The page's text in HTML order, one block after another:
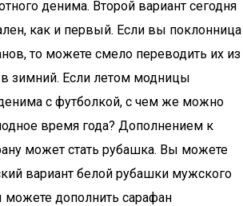
денима. Второй вариант сегодня
как и первый. Если вы поклонница
то можете смело переводить их из
в зимний. Если летом модницы
с футболкой, с чем же можно
время года? Дополнением к
может стать рубашка. Вы можете
вариант белой рубашки мужского
можете дополнить сарафан